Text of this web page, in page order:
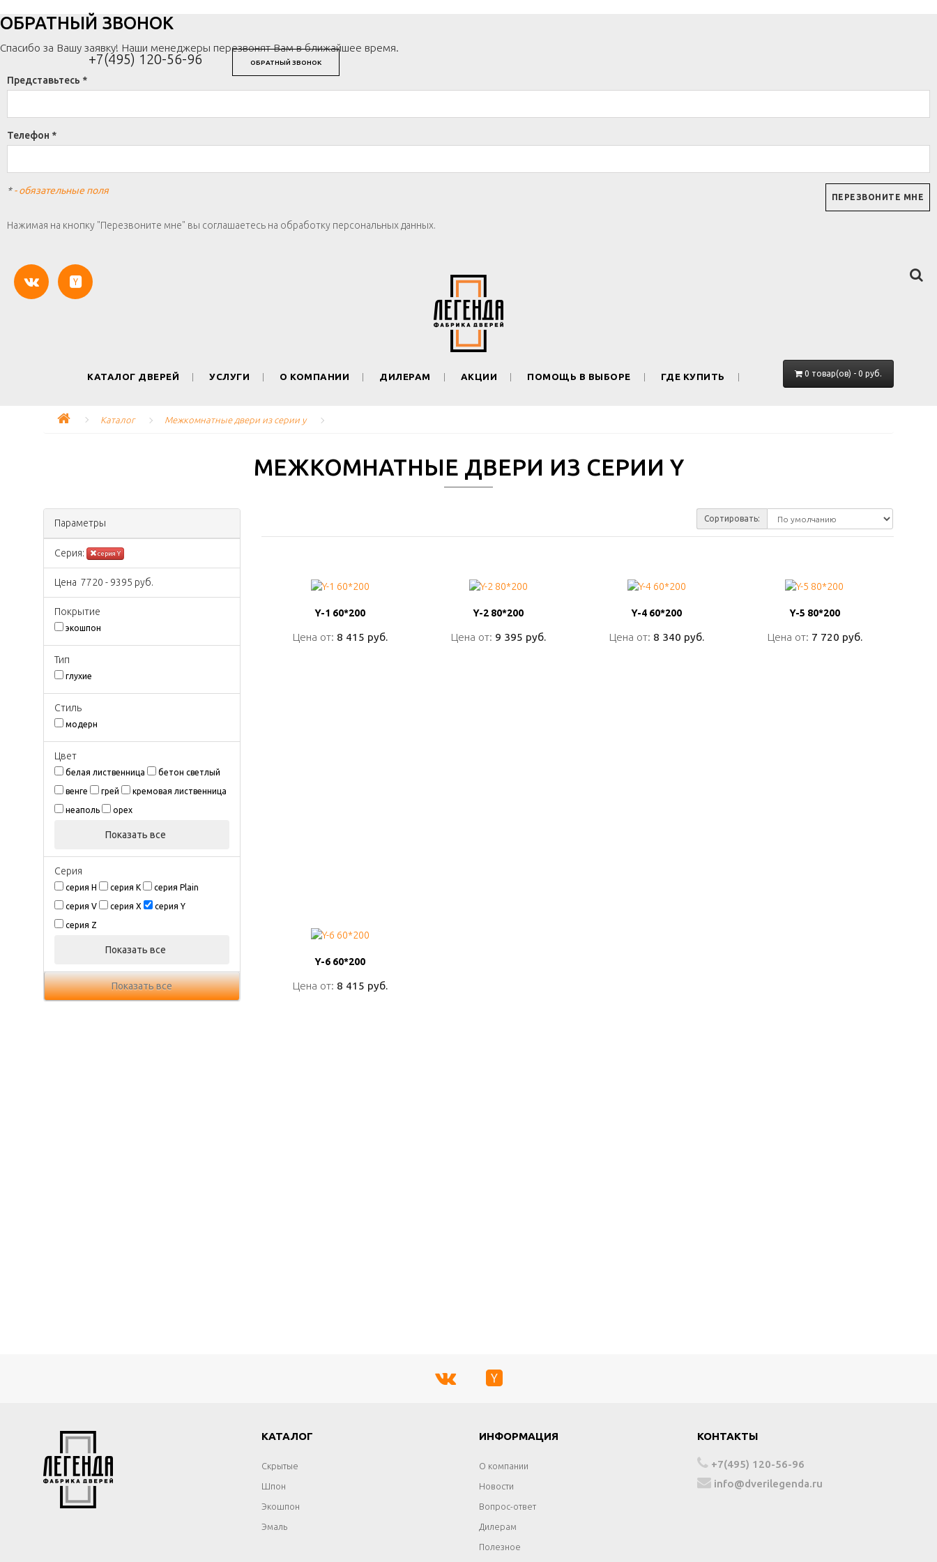
+7(495) 120-56-96 ОБРАТНЫЙ ЗВОНОК
ОБРАТНЫЙ ЗВОНОК
Спасибо за Вашу заявку! Наши менеджеры перезвонят Вам в ближайшее время.
Представьтесь *
Телефон *
*- обязательные поля
Нажимая на кнопку "Перезвоните мне" вы соглашаетесь на обработку персональных данных.
КАТАЛОГ ДВЕРЕЙ УСЛУГИ О КОМПАНИИ ДИЛЕРАМ АКЦИИ ПОМОЩЬ В ВЫБОРЕ ГДЕ КУПИТЬ 0 товар(ов) - 0 руб.
Каталог Межкомнатные двери из серии y
МЕЖКОМНАТНЫЕ ДВЕРИ ИЗ СЕРИИ Y
Параметры
Серия: серия Y
Цена 7720 - 9395 руб.
Покрытиe
экошпон
Тип
глухие
Стиль
модерн
Цвeт
белая лиственница бетон светлый
венге грей кремовая лиственница
неаполь орех
Показать все
Серия
серия H серия K серия Plain
серия V серия X серия Y
серия Z
Показать все
Показать все
Сортировать:
Y-1 60*200
Цена от: 8 415 руб.
Y-1 60*200
Цена от: 8 415 руб.
Y-2 80*200
Цена от: 9 395 руб.
Y-2 80*200
Цена от: 9 395 руб.
Y-4 60*200
Цена от: 8 340 руб.
Y-4 60*200
Цена от: 8 340 руб.
Y-5 80*200
Цена от: 7 720 руб.
Y-5 80*200
Цена от: 7 720 руб.
Y-6 60*200
Цена от: 8 415 руб.
Y-6 60*200
Цена от: 8 415 руб.
КАТАЛОГ
Скрытые
Шпон
Экошпон
Эмаль
ИНФОРМАЦИЯ
О компании
Новости
Вопрос-ответ
Дилерам
Полезное
КОНТАКТЫ
+7(495) 120-56-96
info@dverilegenda.ru